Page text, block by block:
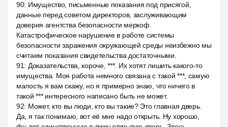
90: Имущество, письменные показания под присягой,
данные перед советом директоров, заслуживающим
доверия агентства безопасности меркоф.
Катастрофическое нарушение в работе системы
безопасности заражения окружающей среды неизбежно мы
считаем показания свидетельства достаточными.
91: Доказательства, короче, ***. Их хотят лишить какого-то
имущества. Моя работа немного связана с такой ***, самую
малость я вам скажу, но я примерно знаю, что ничего в
такой *** интересного написано быть не может.
92: Может, кто вы люди, кто вы такие? Это главная дверь.
Да, я так понимаю, вот её мне надо открыть. Ну хорошо,